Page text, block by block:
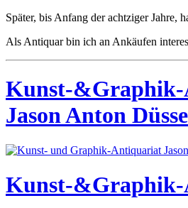
Später, bis Anfang der achtziger Jahre,
Als Antiquar bin ich an Ankäufen
Kunst-
Jason Anton
Kunst-&Graphik-